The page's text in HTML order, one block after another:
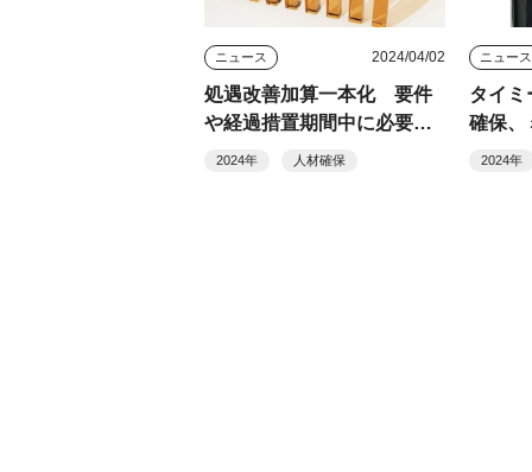
ニュース 2024/04/02
処遇改善加算一本化 要件
や経過措置期間中に必要な
対応を総ざらい
2024年 人材確保
ニュース
タイ
確保、
て正
2024年